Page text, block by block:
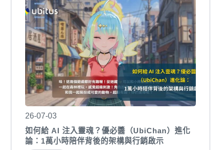
26-07-03
如何給 AI 注入靈魂？優必醬（UbiChan）進化
論：1萬小時陪伴背後的架構與行銷啟示